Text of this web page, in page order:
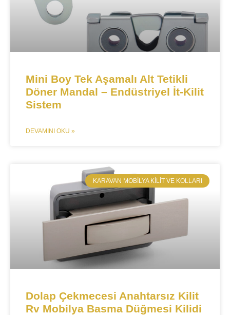
Mini Boy Tek Aşamalı Alt Tetikli
Döner Mandal – Endüstriyel İt-Kilit
Sistem​​
DEVAMINI OKU »
​KARAVAN MOBILYA KILIT VE KOLLARI
Dolap Çekmecesi Anahtarsız Kilit
Rv Mobilya Basma Düğmesi Kilidi